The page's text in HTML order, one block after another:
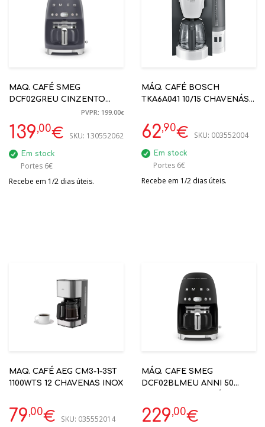
MAQ. CAFÉ SMEG
DCF02GREU CINZENTO
PVPR: 199.00€
139,00€ SKU: 130552062
Em stock
Portes 6€
Recebe em 1/2 dias úteis.
MÁQ. CAFÉ BOSCH
TKA6A041 10/15 CHAVENÁS
62,90€ SKU: 003552004
Em stock
Portes 6€
Recebe em 1/2 dias úteis.
MAQ. CAFÉ AEG CM3-1-3ST
1100WTS 12 CHAVENAS INOX
79,00€ SKU: 035552014
MÁQ. CAFE SMEG
DCF02BLMEU ANNI 50
229,00€